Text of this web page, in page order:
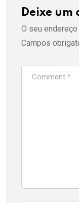
Deixe um
O seu
Campos